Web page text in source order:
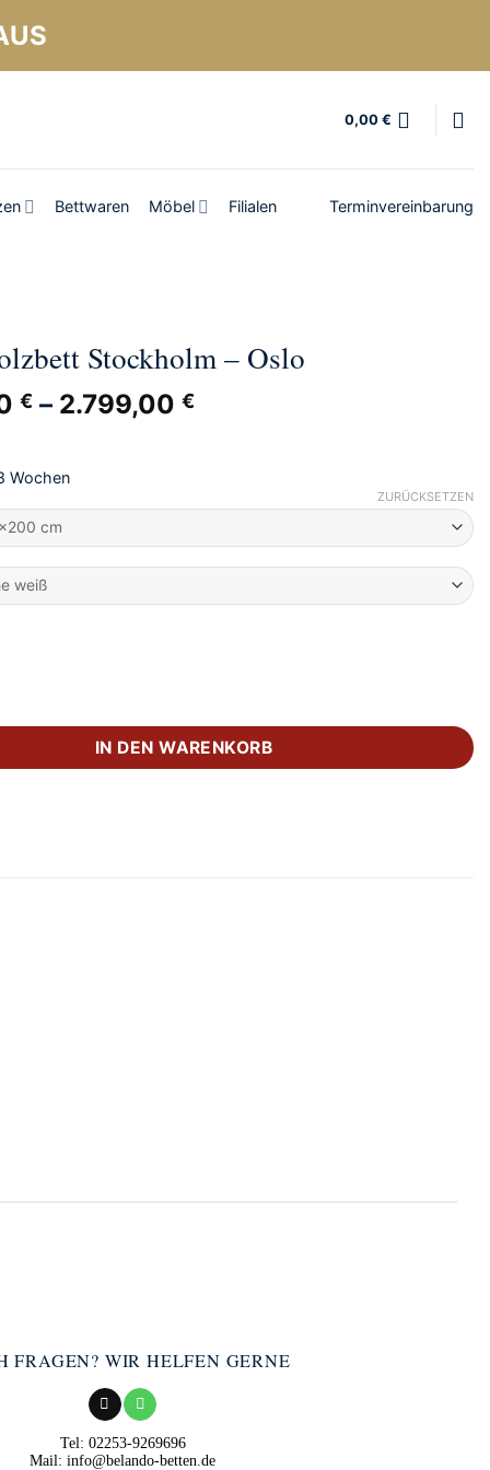
0,00 €
Bettwaren Möbel Filialen Terminvereinbarung
Stockholm – Oslo
€ – 2.799,00 €
Wochen
ZURÜCKSETZEN
Stockholm - Oslo Menge
IN DEN WARENKORB
FRAGEN? WIR HELFEN GERNE
Tel: 02253-9269696
Mail: info@belando-betten.de